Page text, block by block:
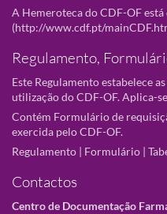
A Hemeroteca do CDF-OF
(http://www.cdf.pt/
Regulamento,
Este Regulamento estabelece
utilização do CDF-OF. Aplica-
Contém Formulário de
exercida pelo CDF-OF.
Regulamento | Formulário |
Contactos
Centro de Documentação